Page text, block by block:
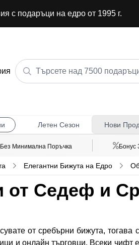
с подаръци на едро от 1995 г.
Летен Сезон Нови
Без Минимална Поръчка Бонус
Елегантни Бижута на Едро
от Седеф и
от сребърни бижута,
и онлайн търговци. Всеки чифт